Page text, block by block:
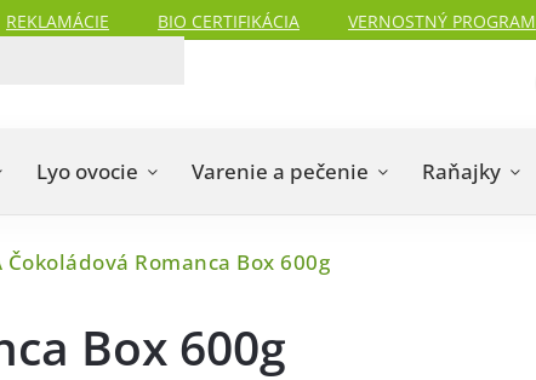
REKLAMÁCIE BIO CERTIFIKÁCIA VERNOSTNÝ PROGRAM
Lyo ovocie Varenie a pečenie Raňajky
Čokoládová Romanca Box 600g
Box 600g